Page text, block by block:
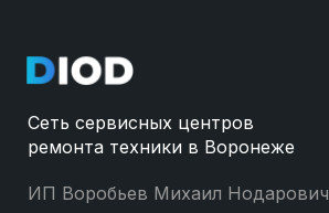
Сеть сервисных центров
ремонта техники в Воронеже
ИП Воробьев Михаил Нодарович